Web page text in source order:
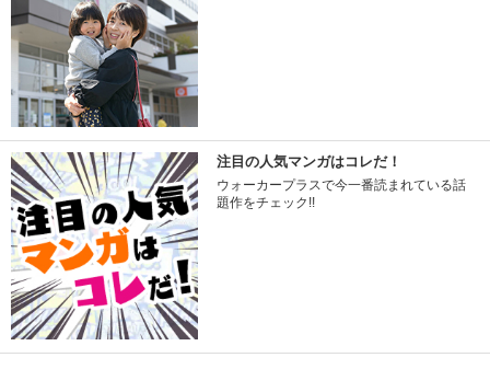
注目の人気マンガはコレだ！
ウォーカープラスで今一番読まれている話
題作をチェック!!